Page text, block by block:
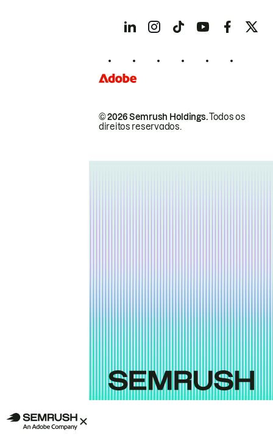
© 2026 Semrush Holdings.Todos os
direitos reservados.